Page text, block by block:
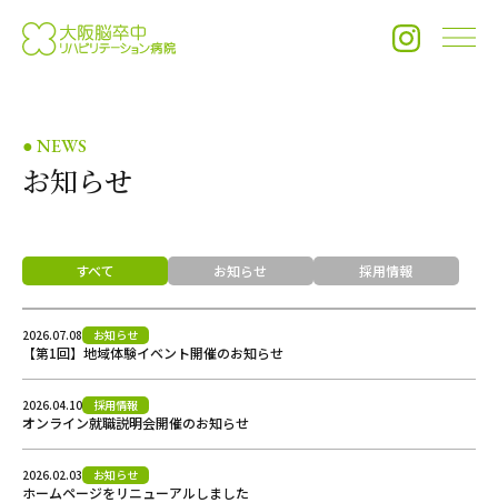
● NEWS
お知らせ
すべて お知らせ 採用情報
2026.07.08 お知らせ
【第1回】地域体験イベント開催のお知らせ
2026.04.10 採用情報
オンライン就職説明会開催のお知らせ
2026.02.03 お知らせ
ホームページをリニューアルしました